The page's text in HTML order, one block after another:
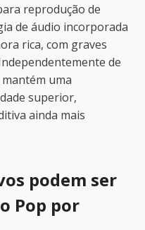
reprodução de
de áudio incorporada
rica, com graves
de
uma
superior,
ainda mais
podem ser
Pop por